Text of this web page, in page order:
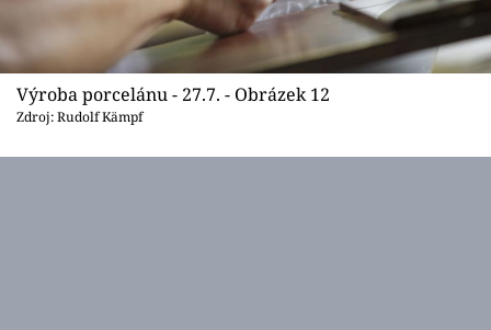
Výroba porcelánu - 27.7. - Obrázek 12
Zdroj: Rudolf Kämpf